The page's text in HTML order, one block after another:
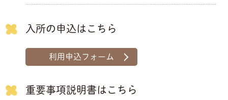
入所の申込はこちら
利用申込フォーム
重要事項説明書はこちら